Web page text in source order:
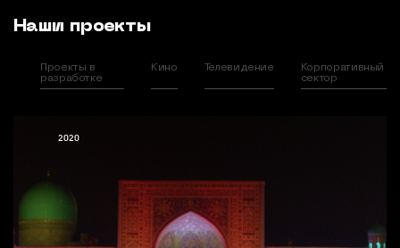
Наши проекты
Проекты в
разработке
Кино Телевидение
Корпоративный
сектор
2020